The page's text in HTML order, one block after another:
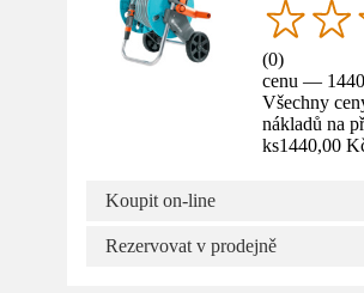
(0)
cenu —
Všechny
nákladů na
ks1440,00
Koupit on-line
Rezervovat v prodejně